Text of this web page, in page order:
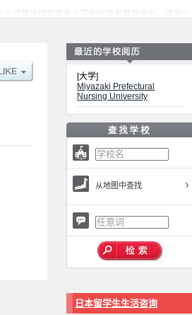
式等外国留学生必要的信息都登载于此，请务必
[大学]
Miyazaki Prefectural
Nursing University
从地图中查找
日本留学生生活咨询